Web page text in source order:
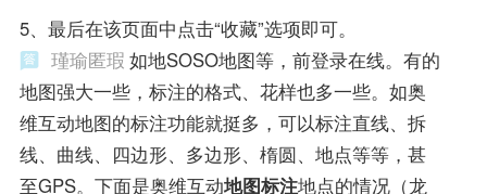
5、最后在该页面中点击“收藏”选项即可。
瑾瑜匿瑕 如地SOSO地图等，前登录在线。有的
地图强大一些，标注的格式、花样也多一些。如奥
维互动地图的标注功能就挺多，可以标注直线、拆
线、曲线、四边形、多边形、楕圆、地点等等，甚
至GPS。下面是奥维互动地图标注地点的情况（龙